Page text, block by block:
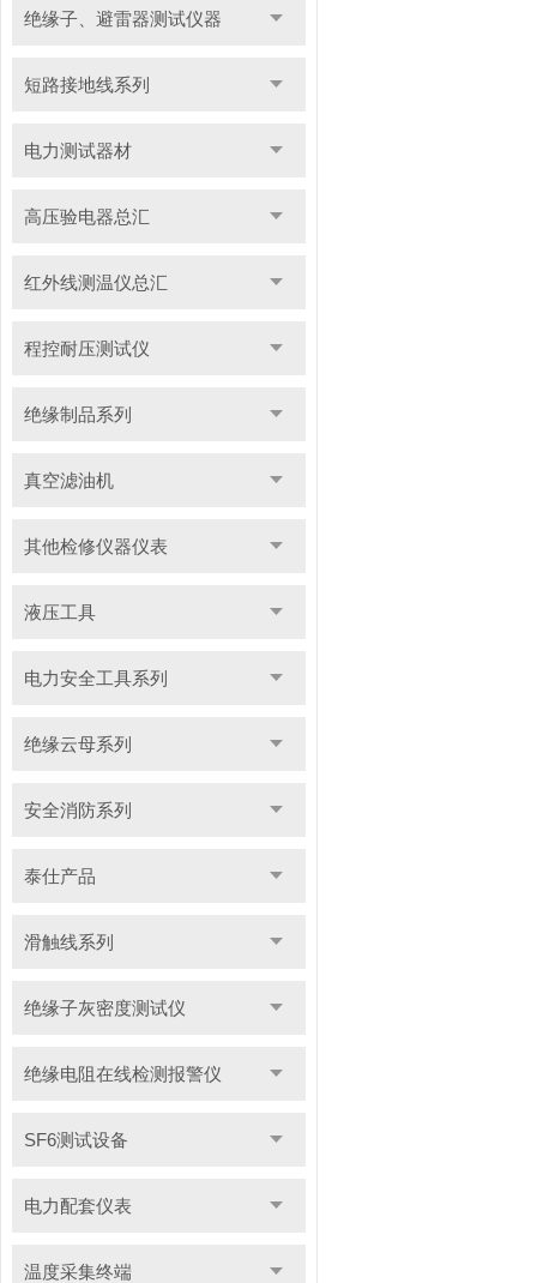
绝缘子、避雷器测试仪器
短路接地线系列
电力测试器材
高压验电器总汇
红外线测温仪总汇
程控耐压测试仪
绝缘制品系列
真空滤油机
其他检修仪器仪表
液压工具
电力安全工具系列
绝缘云母系列
安全消防系列
泰仕产品
滑触线系列
绝缘子灰密度测试仪
绝缘电阻在线检测报警仪
SF6测试设备
电力配套仪表
温度采集终端